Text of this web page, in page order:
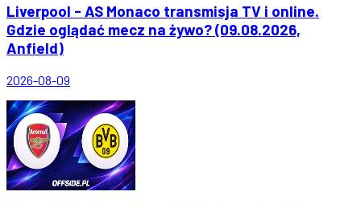
Liverpool - AS Monaco transmisja TV i online.
Gdzie oglądać mecz na żywo? (09.08.2026,
Anfield)
2026-08-09